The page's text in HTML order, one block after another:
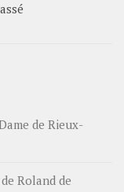
de Rieux-
Roland de